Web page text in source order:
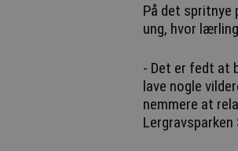
På det
ung, hvor
- Det er fedt at
lave nogle
nemmere at
Lergravsparken